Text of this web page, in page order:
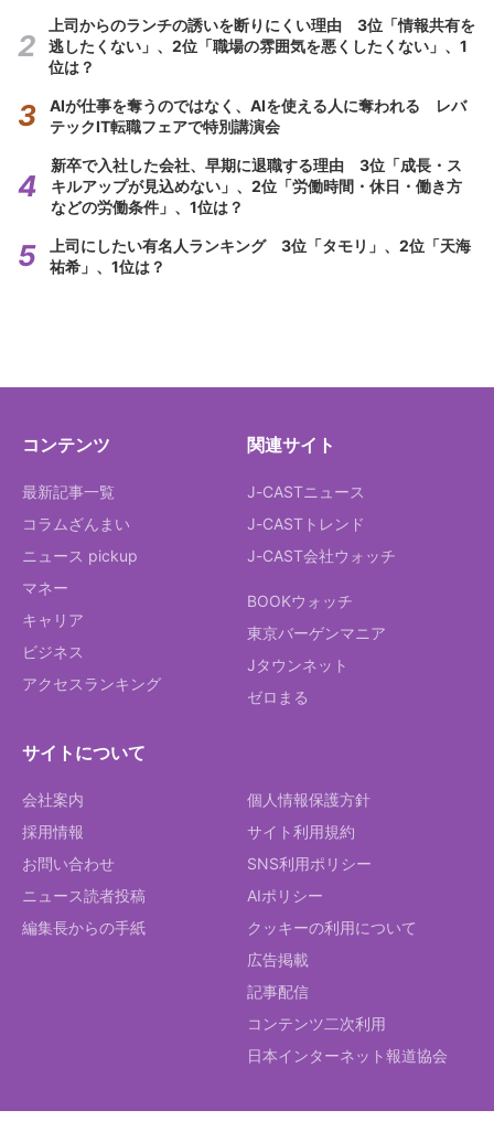
上司からのランチの誘いを断りにくい理由 3位「情報共有を
逃したくない」、2位「職場の雰囲気を悪くしたくない」、1
位は？
AIが仕事を奪うのではなく、AIを使える人に奪われる レバ
テックIT転職フェアで特別講演会
新卒で入社した会社、早期に退職する理由 3位「成長・ス
キルアップが見込めない」、2位「労働時間・休日・働き方
などの労働条件」、1位は？
上司にしたい有名人ランキング 3位「タモリ」、2位「天海
祐希」、1位は？
コンテンツ
最新記事一覧
コラムざんまい
ニュース pickup
マネー
キャリア
ビジネス
アクセスランキング
関連サイト
J-CASTニュース
J-CASTトレンド
J-CAST会社ウォッチ
BOOKウォッチ
東京バーゲンマニア
Jタウンネット
ゼロまる
サイトについて
会社案内
採用情報
お問い合わせ
ニュース読者投稿
編集長からの手紙
個人情報保護方針
サイト利用規約
SNS利用ポリシー
AIポリシー
クッキーの利用について
広告掲載
記事配信
コンテンツ二次利用
日本インターネット報道協会